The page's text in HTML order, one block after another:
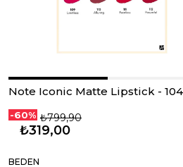
Note Iconic Matte Lipstick -
-60% ₺799,90
₺319,00
BEDEN